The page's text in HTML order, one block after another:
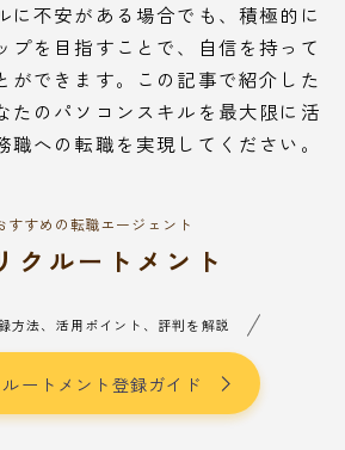
に不安がある場合でも、積極的に
プを目指すことで、自信を持って
ができます。この記事で紹介した
たのパソコンスキルを最大限に活
職への転職を実現してください。
すすめの転職エージェント
クルートメント
方法、活用ポイント、評判を解説
ートメント登録ガイド